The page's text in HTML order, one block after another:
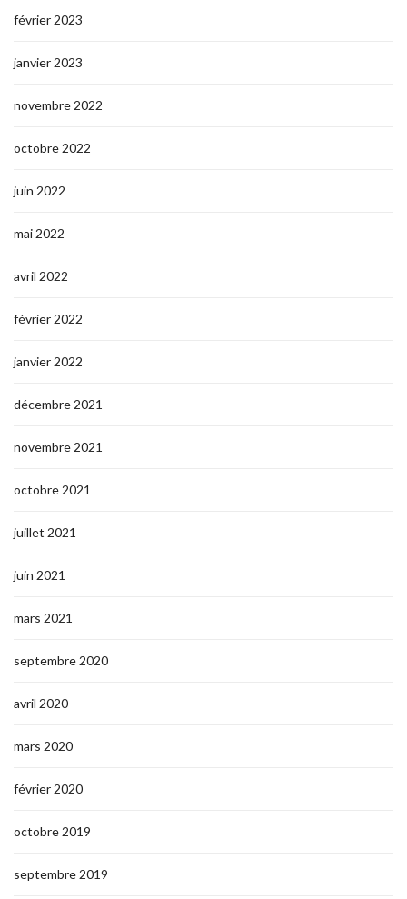
février 2023
janvier 2023
novembre 2022
octobre 2022
juin 2022
mai 2022
avril 2022
février 2022
janvier 2022
décembre 2021
novembre 2021
octobre 2021
juillet 2021
juin 2021
mars 2021
septembre 2020
avril 2020
mars 2020
février 2020
octobre 2019
septembre 2019